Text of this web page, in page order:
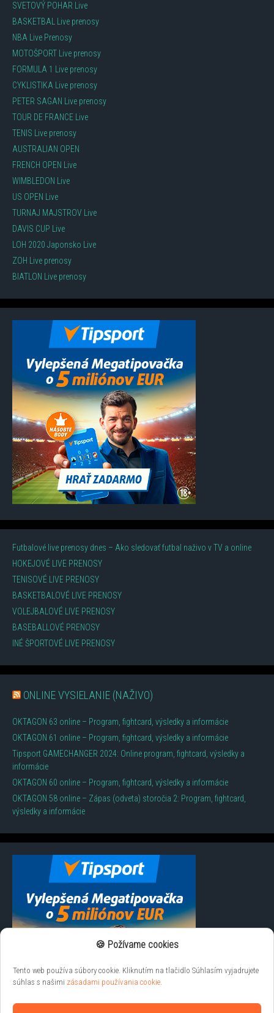
🍪 Požívame cookies
Tento web používa súbory cookie. Kliknutím na tlačidlo Súhlasím vyjadrujete
súhlas s našimi zásadami používania cookie.
SVETOVÝ POHAR Live
BASKETBAL Live prenosy
NBA Live Prenosy
MOTOŠPORT Live prenosy
FORMULA 1 Live prenosy
CYKLISTIKA Live prenosy
PETER SAGAN Live prenosy
TOUR DE FRANCE Live
TENIS Live prenosy
AUSTRALIAN OPEN
FRENCH OPEN Live
WIMBLEDON Live
US OPEN Live
TURNAJ MAJSTROV Live
DAVIS CUP Live
LOH 2020 Japonsko Live
ZOH Live prenosy
BIATLON Live prenosy
Futbalové live prenosy dnes – Ako sledovať futbal naživo v TV a online
HOKEJOVÉ LIVE PRENOSY
TENISOVÉ LIVE PRENOSY
BASKETBALOVÉ LIVE PRENOSY
VOLEJBALOVÉ LIVE PRENOSY
BASEBALLOVÉ PRENOSY
INÉ ŠPORTOVÉ LIVE PRENOSY
ONLINE VYSIELANIE (NAŽIVO)
OKTAGON 63 online – Program, fightcard, výsledky a informácie
OKTAGON 61 online – Program, fightcard, výsledky a informácie
Tipsport GAMECHANGER 2024: Online program, fightcard, výsledky a
informácie
OKTAGON 60 online – Program, fightcard, výsledky a informácie
OKTAGON 58 online – Zápas (odveta) storočia 2: Program, fightcard,
výsledky a informácie